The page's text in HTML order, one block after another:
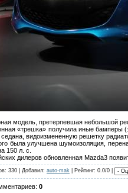
модель, претерпевшая небольшой
«трешка» получила иные бамперы
видоизмененную решетку
была улучшена шумоизоляция,
150 л. с.
дилеров обновленная Mazda3
330 | Добавил: auto-mak | Рейтинг: 0.0/0 |
0